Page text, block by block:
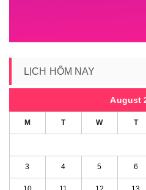
LỊCH HÔM NAY
August
M T W T
3 4 5 6